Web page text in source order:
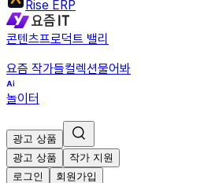
Rise ERP
콘텐츠프로덕트 밸리
요즘 작가들컬렉션물어봐
놀이터
광고 상품
광고 상품
작가 지원
로그인
회원가입